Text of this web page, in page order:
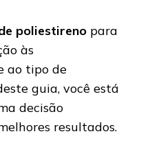
poliestireno para
às
ao tipo de
guia, você está
decisão
resultados.